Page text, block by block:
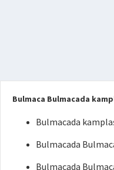
Bulmaca Bulmacada
Bulmacada
Bulmacada
Bulmacada